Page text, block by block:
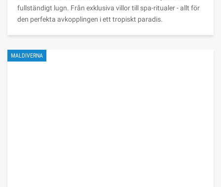
fullständigt lugn. Från exklusiva villor till spa-ritualer - allt för
den perfekta avkopplingen i ett tropiskt paradis.
MALDIVERNA